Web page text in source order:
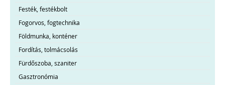
Festék, festékbolt
Fogorvos, fogtechnika
Földmunka, konténer
Fordítás, tolmácsolás
Fürdőszoba, szaniter
Gasztronómia